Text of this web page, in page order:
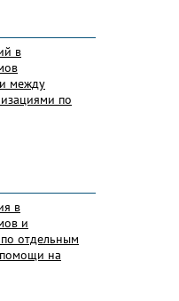
в
между
по
в
и
отдельным
на